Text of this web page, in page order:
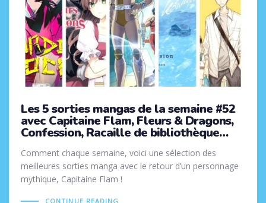
Les 5 sorties mangas de la semaine #52
avec Capitaine Flam, Fleurs & Dragons,
Confession, Racaille de bibliothèque…
Comment chaque semaine, voici une sélection des
meilleures sorties manga avec le retour d’un personnage
mythique, Capitaine Flam !
CONTINUE READING